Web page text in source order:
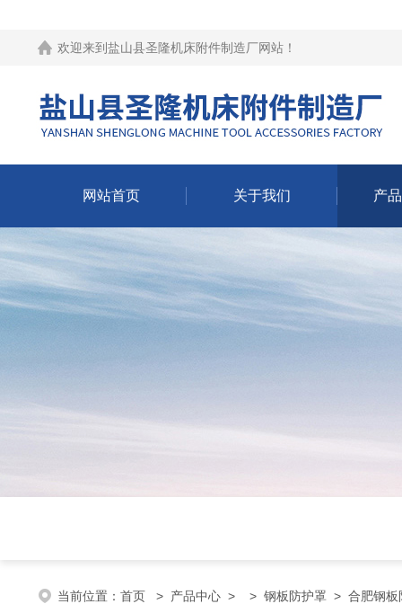
欢迎来到 盐山县圣隆机床附件制造厂网站 ！
网站首页 关于我们 产
当前位置： 首页 > 产品中心 > > 钢板防护罩 > 合肥钢板